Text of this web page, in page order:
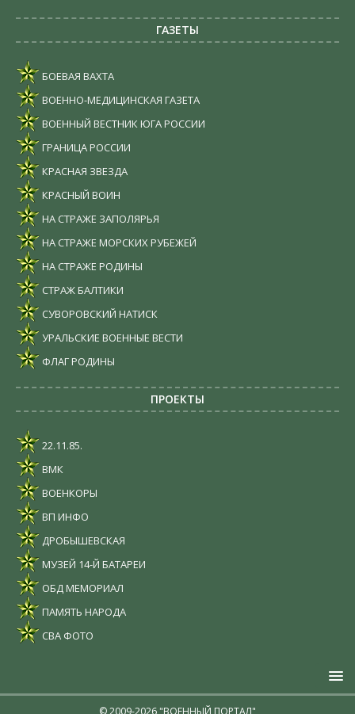
ГАЗЕТЫ
БОЕВАЯ ВАХТА
ВОЕННО-МЕДИЦИНСКАЯ ГАЗЕТА
ВОЕННЫЙ ВЕСТНИК ЮГА РОССИИ
ГРАНИЦА РОССИИ
КРАСНАЯ ЗВЕЗДА
КРАСНЫЙ ВОИН
НА СТРАЖЕ ЗАПОЛЯРЬЯ
НА СТРАЖЕ МОРСКИХ РУБЕЖЕЙ
НА СТРАЖЕ РОДИНЫ
СТРАЖ БАЛТИКИ
СУВОРОВСКИЙ НАТИСК
УРАЛЬСКИЕ ВОЕННЫЕ ВЕСТИ
ФЛАГ РОДИНЫ
ПРОЕКТЫ
22.11.85.
ВМК
ВОЕНКОРЫ
ВП ИНФО
ДРОБЫШЕВСКАЯ
МУЗЕЙ 14-Й БАТАРЕИ
ОБД МЕМОРИАЛ
ПАМЯТЬ НАРОДА
СВА ФОТО
© 2009-2026 "ВОЕННЫЙ ПОРТАЛ"